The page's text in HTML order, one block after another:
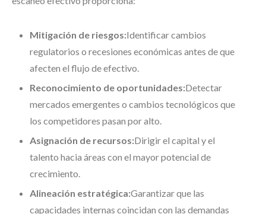
Mitigación de riesgos:Identificar cambios
regulatorios o recesiones económicas antes de que
afecten el flujo de efectivo.
Reconocimiento de oportunidades:Detectar
mercados emergentes o cambios tecnológicos que
los competidores pasan por alto.
Asignación de recursos:Dirigir el capital y el
talento hacia áreas con el mayor potencial de
crecimiento.
Alineación estratégica:Garantizar que las
capacidades internas coincidan con las demandas